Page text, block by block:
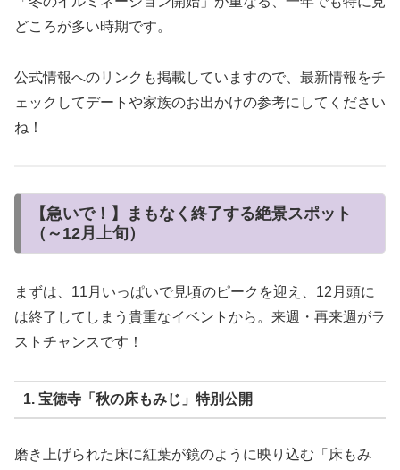
どころが多い時期です。
公式情報へのリンクも掲載していますので、最新情報をチ
ェックしてデートや家族のお出かけの参考にしてください
ね！
【急いで！】まもなく終了する絶景スポット
（～12月上旬）
まずは、11月いっぱいで見頃のピークを迎え、12月頭に
は終了してしまう貴重なイベントから。来週・再来週がラ
ストチャンスです！
1. 宝徳寺「秋の床もみじ」特別公開
磨き上げられた床に紅葉が鏡のように映り込む「床もみ